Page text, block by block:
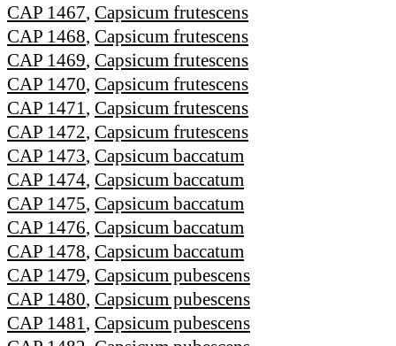
CAP 1467, Capsicum frutescens
CAP 1468, Capsicum frutescens
CAP 1469, Capsicum frutescens
CAP 1470, Capsicum frutescens
CAP 1471, Capsicum frutescens
CAP 1472, Capsicum frutescens
CAP 1473, Capsicum baccatum
CAP 1474, Capsicum baccatum
CAP 1475, Capsicum baccatum
CAP 1476, Capsicum baccatum
CAP 1478, Capsicum baccatum
CAP 1479, Capsicum pubescens
CAP 1480, Capsicum pubescens
CAP 1481, Capsicum pubescens